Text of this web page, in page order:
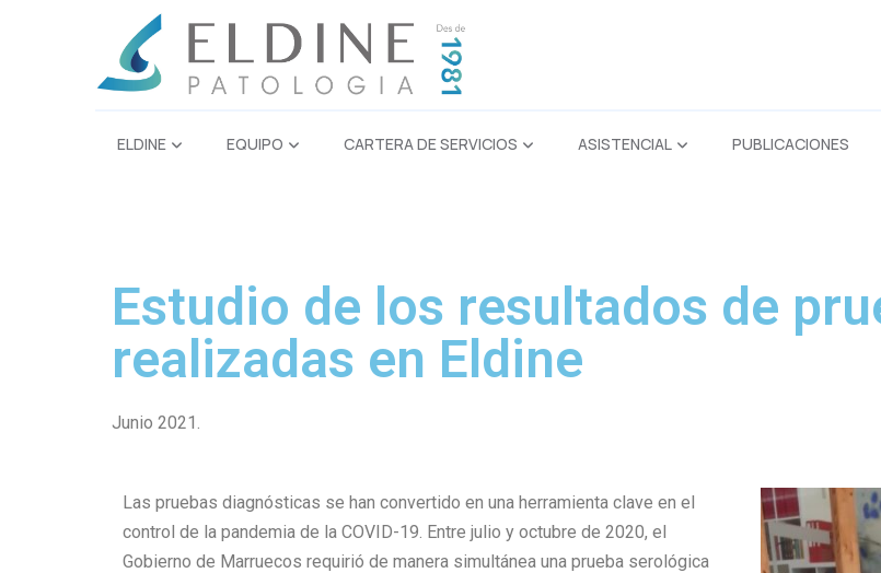
ELDINE EQUIPO CARTERA DE SERVICIOS ASISTENCIAL PUBLICACIONES
Estudio de los resultados de
realizadas en Eldine
Junio 2021.
Las pruebas diagnósticas se han convertido en una herramienta clave en el
control de la pandemia de la COVID-19. Entre julio y octubre de 2020, el
Gobierno de Marruecos requirió de manera simultánea una prueba serológica